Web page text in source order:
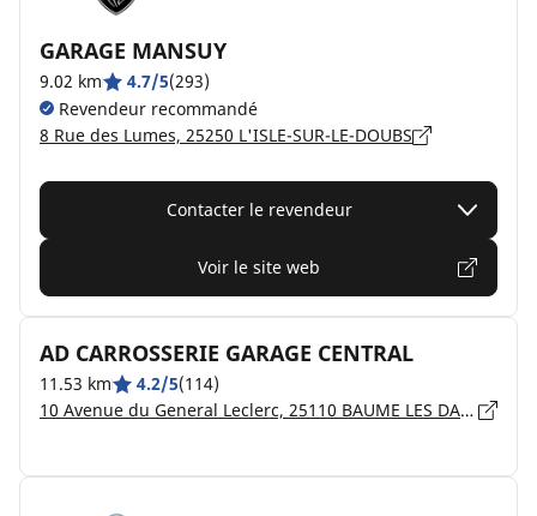
GARAGE MANSUY
9.02 km 4.7/5(293)
Revendeur recommandé
8 Rue des Lumes, 25250 L'ISLE-SUR-LE-DOUBS
Contacter le revendeur
Voir le site web
AD CARROSSERIE GARAGE CENTRAL
11.53 km 4.2/5(114)
10 Avenue du General Leclerc, 25110 BAUME LES DAMES